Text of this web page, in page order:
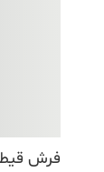
فرش قیطران ۱۲۰۰ شانه